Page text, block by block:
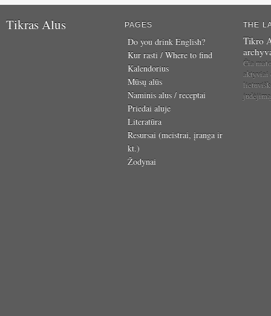
Tikras Alus PAGES
Do you drink English?
Kur rasti / Where to find
Kalendorius
Mūsų alūs
Naminis alus / receptai
Priedai aluje
Literatūra
Resursai (meistrai, įranga ir
kt.)
Žodynai
THE
Tikro
Čia
aktyviai